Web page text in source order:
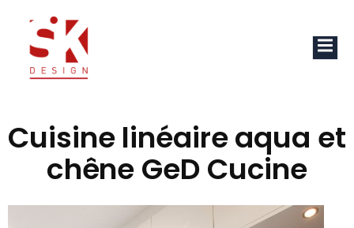
Cuisine linéaire aqua et
chêne GeD Cucine